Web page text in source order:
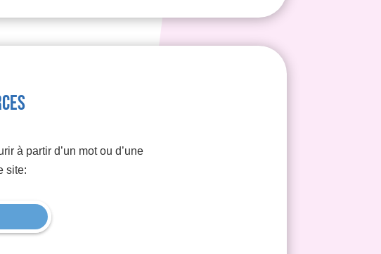
à partir d’un mot ou d’une
site: